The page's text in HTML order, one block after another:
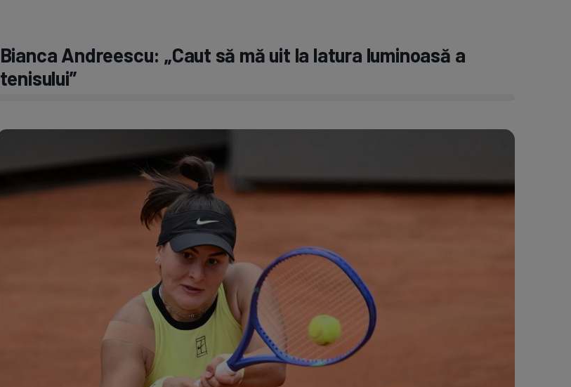
Bianca Andreescu: „Caut să mă uit la latura luminoasă a
tenisului”